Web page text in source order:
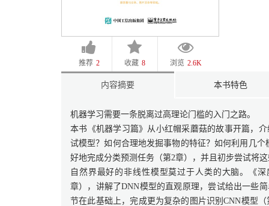
推荐 2 收藏 8 浏览 2.6K
内容摘要 本书特色
机器学习需要一条脱离过高理论门槛的入门之路。
本书《机器学习篇》从小红帽采蘑菇的故事开篇，
试模型？如何合理地发掘事物的特征？如何利用几
好地完成分类预测任务（第2章），并且初步尝试将
自然界最好的非线性模型莫过于人类的大脑。《
章），讲解了DNN模型的直观原理，尝试给出一些
节在此基础上，完成更为复杂的图片识别CNN模型